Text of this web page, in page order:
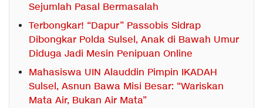
Sejumlah Pasal Bermasalah
Terbongkar! “Dapur” Passobis Sidrap
Dibongkar Polda Sulsel, Anak di Bawah Umur
Diduga Jadi Mesin Penipuan Online
Mahasiswa UIN Alauddin Pimpin IKADAH
Sulsel, Asnun Bawa Misi Besar: “Wariskan
Mata Air, Bukan Air Mata”